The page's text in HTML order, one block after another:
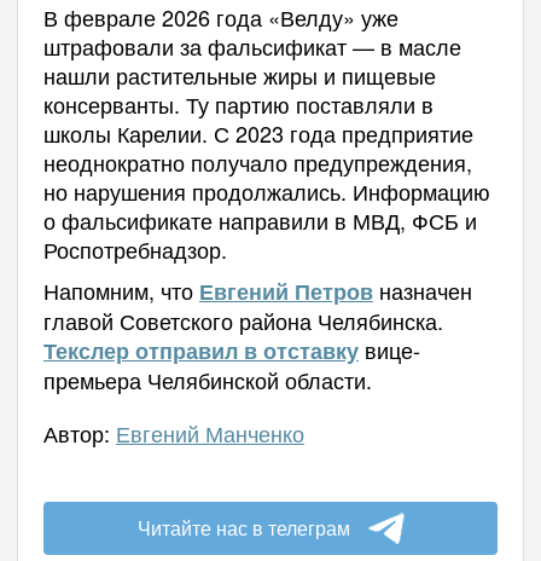
В феврале 2026 года «Велду» уже
штрафовали за фальсификат — в масле
нашли растительные жиры и пищевые
консерванты. Ту партию поставляли в
школы Карелии. С 2023 года предприятие
неоднократно получало предупреждения,
но нарушения продолжались. Информацию
о фальсификате направили в МВД, ФСБ и
Роспотребнадзор.
Напомним, что Евгений Петровназначен
главой Советского района Челябинска.
Текслер отправил в отставкувице-
премьера Челябинской области.
Автор: Евгений Манченко
Читайте нас в телеграм